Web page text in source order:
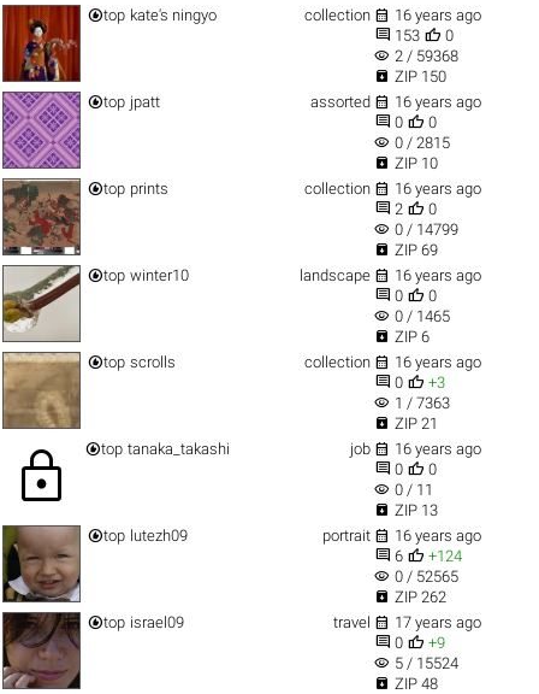
top kate's ningyo collection  16 years ago
 153  0
visibility 2 / 59368
 ZIP 150
top jpatt assorted  16 years ago
 0  0
visibility 0 / 2815
 ZIP 10
top prints collection  16 years ago
 2  0
visibility 0 / 14799
 ZIP 69
top winter10 landscape  16 years ago
 0  0
visibility 0 / 1465
 ZIP 6
top scrolls collection  16 years ago
 0  +3
visibility 1 / 7363
 ZIP 21
lock top tanaka_takashi job  16 years ago
 0  0
visibility 0 / 11
 ZIP 13
top lutezh09 portrait  16 years ago
 6  +124
visibility 0 / 52565
 ZIP 262
top israel09 travel  17 years ago
 0  +9
visibility 5 / 15524
 ZIP 48